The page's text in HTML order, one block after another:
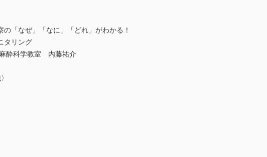
「なぜ」「なに」「どれ」がわかる！
タリング
酔科学教室 内藤祐介